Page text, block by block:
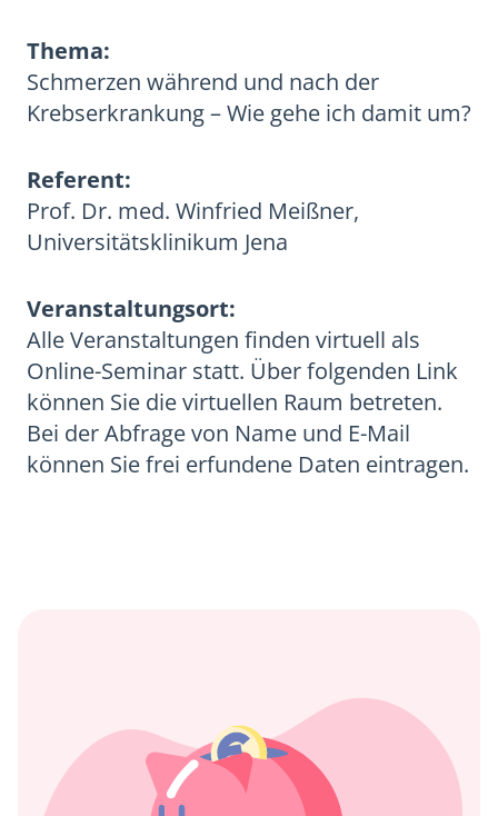
Thema:
Schmerzen während und nach der
Krebserkrankung – Wie gehe ich damit um?
Referent:
Prof. Dr. med. Winfried Meißner,
Universitätsklinikum Jena
Veranstaltungsort:
Alle Veranstaltungen finden virtuell als
Online-Seminar statt. Über folgenden Link
können Sie die virtuellen Raum betreten.
Bei der Abfrage von Name und E-Mail
können Sie frei erfundene Daten eintragen.